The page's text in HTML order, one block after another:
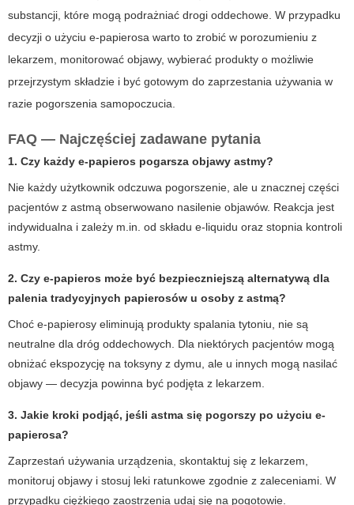
substancji, które mogą podrażniać drogi oddechowe. W przypadku
decyzji o użyciu e-papierosa warto to zrobić w porozumieniu z
lekarzem, monitorować objawy, wybierać produkty o możliwie
przejrzystym składzie i być gotowym do zaprzestania używania w
razie pogorszenia samopoczucia.
FAQ — Najczęściej zadawane pytania
1. Czy każdy e-papieros pogarsza objawy astmy?
Nie każdy użytkownik odczuwa pogorszenie, ale u znacznej części
pacjentów z astmą obserwowano nasilenie objawów. Reakcja jest
indywidualna i zależy m.in. od składu e-liquidu oraz stopnia kontroli
astmy.
2. Czy e-papieros może być bezpieczniejszą alternatywą dla
palenia tradycyjnych papierosów u osoby z astmą?
Choć e-papierosy eliminują produkty spalania tytoniu, nie są
neutralne dla dróg oddechowych. Dla niektórych pacjentów mogą
obniżać ekspozycję na toksyny z dymu, ale u innych mogą nasilać
objawy — decyzja powinna być podjęta z lekarzem.
3. Jakie kroki podjąć, jeśli astma się pogorszy po użyciu e-
papierosa?
Zaprzestań używania urządzenia, skontaktuj się z lekarzem,
monitoruj objawy i stosuj leki ratunkowe zgodnie z zaleceniami. W
przypadku ciężkiego zaostrzenia udaj się na pogotowie.